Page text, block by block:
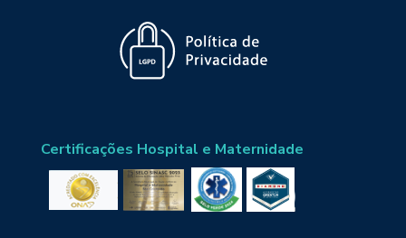
Certificações Hospital e Maternidade